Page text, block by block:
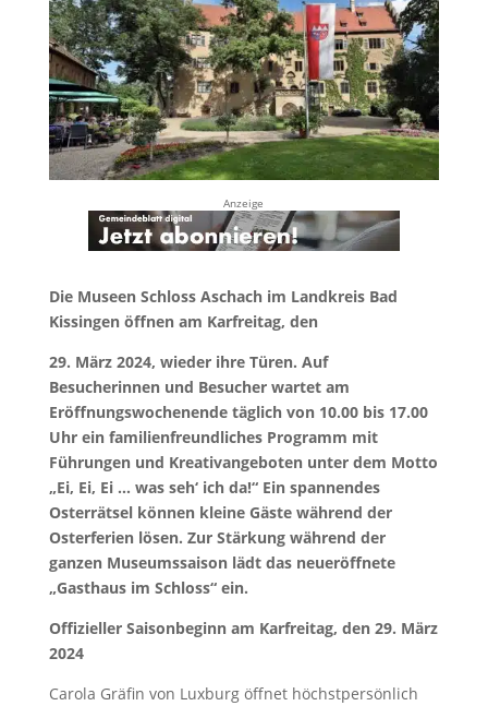
Anzeige
Die Museen Schloss Aschach im Landkreis Bad
Kissingen öffnen am Karfreitag, den
29. März 2024, wieder ihre Türen. Auf
Besucherinnen und Besucher wartet am
Eröffnungswochenende täglich von 10.00 bis 17.00
Uhr ein familienfreundliches Programm mit
Führungen und Kreativangeboten unter dem Motto
„Ei, Ei, Ei … was seh‘ ich da!“ Ein spannendes
Osterrätsel können kleine Gäste während der
Osterferien lösen. Zur Stärkung während der
ganzen Museumssaison lädt das neueröffnete
„Gasthaus im Schloss“ ein.
Offizieller Saisonbeginn am Karfreitag, den 29. März
2024
Carola Gräfin von Luxburg öffnet höchstpersönlich